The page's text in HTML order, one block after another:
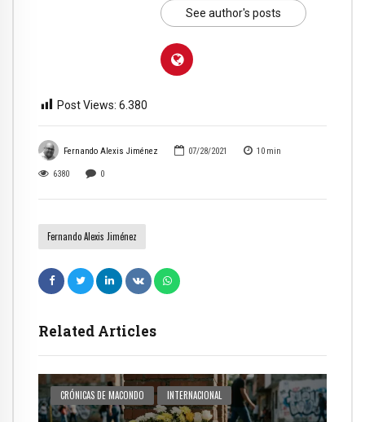
Fernando Alexis Jiménez 07/28/2021 10 min
6380 0
Fernando Alexis Jiménez
Related Articles
CRÓNICAS DE MACONDO INTERNACIONAL
See author's posts
Post Views: 6.380